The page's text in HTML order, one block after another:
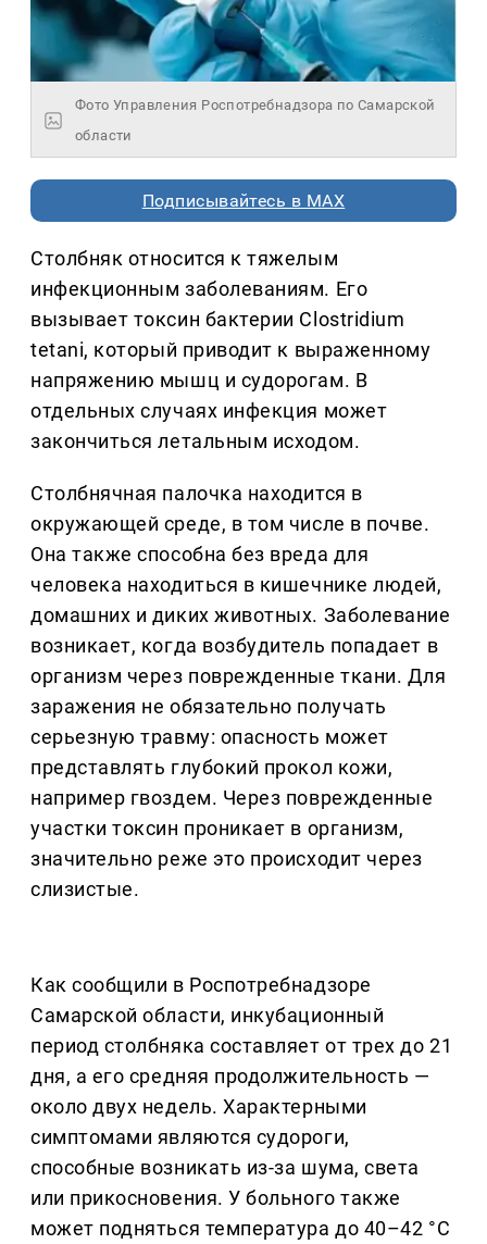
Фото Управления Роспотребнадзора по Самарской
области
Подписывайтесь в MAX
Столбняк относится к тяжелым
инфекционным заболеваниям. Его
вызывает токсин бактерии Clostridium
tetani, который приводит к выраженному
напряжению мышц и судорогам. В
отдельных случаях инфекция может
закончиться летальным исходом.
Столбнячная палочка находится в
окружающей среде, в том числе в почве.
Она также способна без вреда для
человека находиться в кишечнике людей,
домашних и диких животных. Заболевание
возникает, когда возбудитель попадает в
организм через поврежденные ткани. Для
заражения не обязательно получать
серьезную травму: опасность может
представлять глубокий прокол кожи,
например гвоздем. Через поврежденные
участки токсин проникает в организм,
значительно реже это происходит через
слизистые.
Как сообщили в Роспотребнадзоре
Самарской области, инкубационный
период столбняка составляет от трех до 21
дня, а его средняя продолжительность —
около двух недель. Характерными
симптомами являются судороги,
способные возникать из-за шума, света
или прикосновения. У больного также
может подняться температура до 40–42 °С